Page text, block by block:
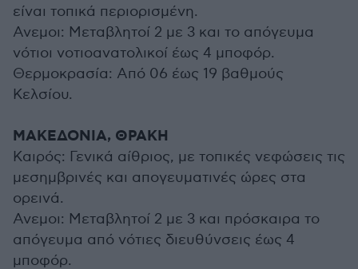
είναι τοπικά περιορισμένη.
Ανεμοι: Μεταβλητοί 2 με 3 και το απόγευμα
νότιοι νοτιοανατολικοί έως 4 μποφόρ.
Θερμοκρασία: Από 06 έως 19 βαθμούς
Κελσίου.
ΜΑΚΕΔΟΝΙΑ, ΘΡΑΚΗ
Καιρός: Γενικά αίθριος, με τοπικές νεφώσεις τις
μεσημβρινές και απογευματινές ώρες στα
ορεινά.
Ανεμοι: Μεταβλητοί 2 με 3 και πρόσκαιρα το
απόγευμα από νότιες διευθύνσεις έως 4
μποφόρ.